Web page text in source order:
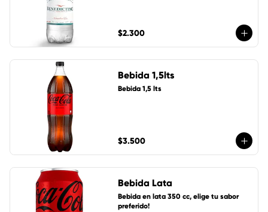
$2.300
Bebida 1,5lts
Bebida 1,5 lts
$3.500
Bebida Lata
Bebida en lata 350 cc, elige tu sabor
preferido!